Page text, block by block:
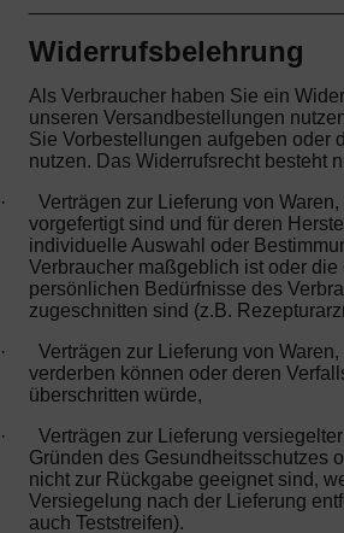
Widerrufsbelehrung
Als Verbraucher haben Sie ein
unseren Versandbestellungen
Sie Vorbestellungen aufgeben oder
nutzen. Das Widerrufsrecht besteht
·
Verträgen zur Lieferung von
vorgefertigt sind und für deren
individuelle Auswahl oder
Verbraucher maßgeblich ist oder die
persönlichen Bedürfnisse des
zugeschnitten sind (z.B.
·
Verträgen zur Lieferung von Waren,
verderben können oder deren
überschritten würde,
·
Verträgen zur Lieferung
Gründen des Gesundheitsschutzes
nicht zur Rückgabe geeignet sind,
Versiegelung nach der Lieferung
auch Teststreifen).